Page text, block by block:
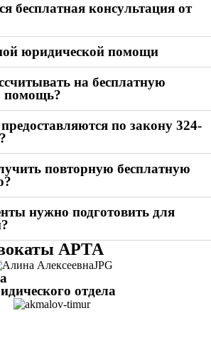
бесплатная консультация от
юридической помощи
на бесплатную
помощь?
по закону 324-
повторную бесплатную
нужно подготовить для
АРТА
отдела